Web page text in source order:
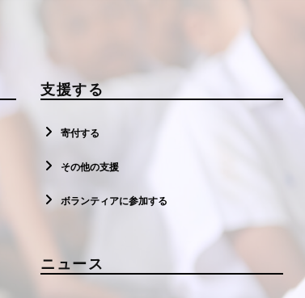
支援する
寄付する
その他の支援
ボランティアに参加する
ニュース